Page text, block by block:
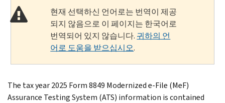
현재 선택하신 언어로는 번역이 제공
되지 않음으로 이 페이지는 한국어로
번역되어 있지 않습니다. 귀하의 언
어로 도움을 받으십시오.
The tax year 2025 Form 8849 Modernized e-File (MeF)
Assurance Testing System (ATS) information is contained